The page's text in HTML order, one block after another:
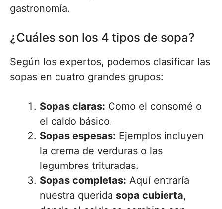
gastronomía.
¿Cuáles son los 4 tipos de sopa?
Según los expertos, podemos clasificar las
sopas en cuatro grandes grupos:
Sopas claras: Como el consomé o
el caldo básico.
Sopas espesas: Ejemplos incluyen
la crema de verduras o las
legumbres trituradas.
Sopas completas: Aquí entraría
nuestra querida sopa cubierta,